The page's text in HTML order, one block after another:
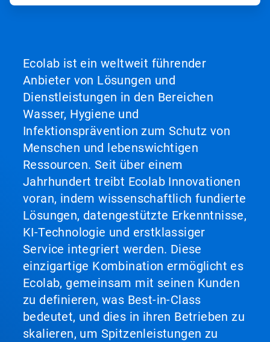
Ecolab ist ein weltweit führender
Anbieter von Lösungen und
Dienstleistungen in den Bereichen
Wasser, Hygiene und
Infektionsprävention zum Schutz von
Menschen und lebenswichtigen
Ressourcen. Seit über einem
Jahrhundert treibt Ecolab Innovationen
voran, indem wissenschaftlich fundierte
Lösungen, datengestützte Erkenntnisse,
KI-Technologie und erstklassiger
Service integriert werden. Diese
einzigartige Kombination ermöglicht es
Ecolab, gemeinsam mit seinen Kunden
zu definieren, was Best-in-Class
bedeutet, und dies in ihren Betrieben zu
skalieren, um Spitzenleistungen zu